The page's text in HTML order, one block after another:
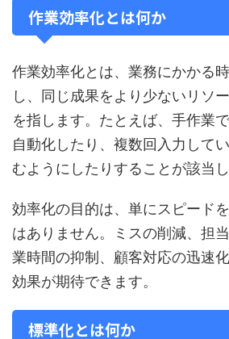
作業効率化とは何か
作業効率化とは、業務にかかる
し、同じ成果をより少ないリソ
を指します。たとえば、手作業
自動化したり、複数回入力して
むようにしたりすることが該当し
効率化の目的は、単にスピード
はありません。ミスの削減、担
業時間の抑制、顧客対応の迅速
効果が期待できます。
標準化とは何か